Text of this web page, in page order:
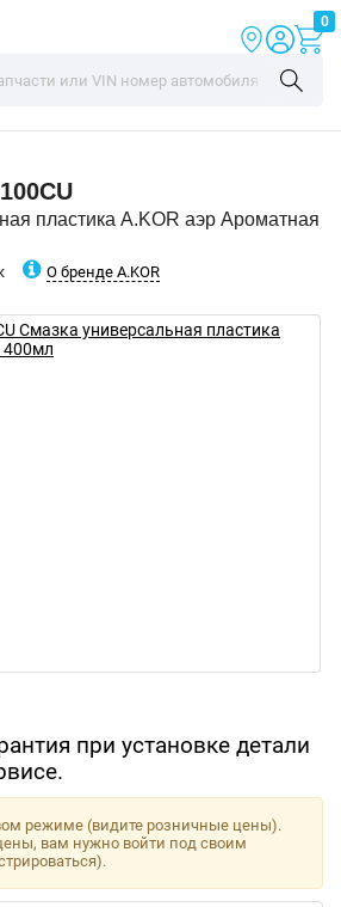
0
пластика A.KOR аэр Ароматная
О бренде A.KOR
при установке детали
режиме (видите розничные цены).
вам нужно войти под своим